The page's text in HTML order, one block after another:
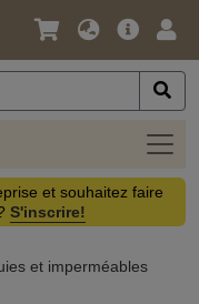
Langue
Devise
Offre
et souhaitez faire
S'inscrire!
et imperméables